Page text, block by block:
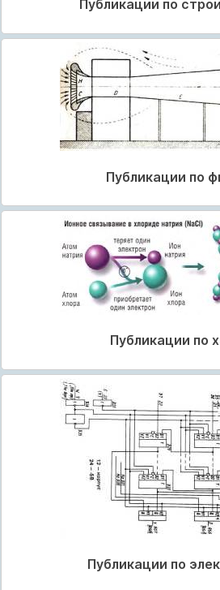
Публикации по
Публикации по
Публикации по
Публикации по